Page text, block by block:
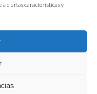
ciertas características y
de la Alimentación y Bebidas